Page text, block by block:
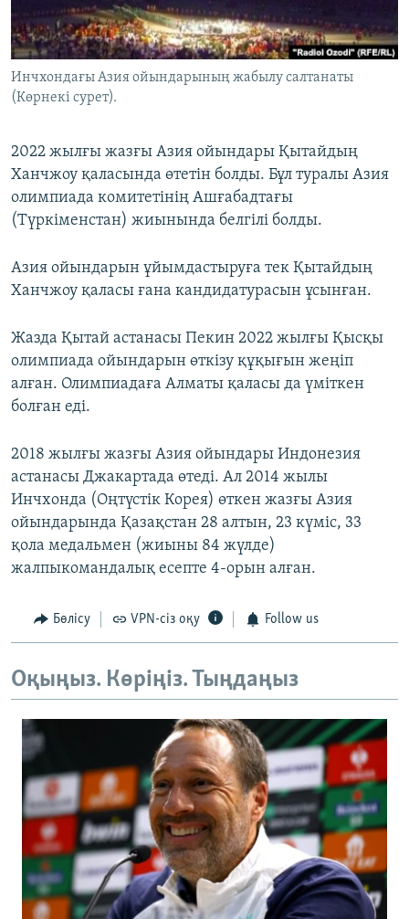
ЖАЗЫЛЫҢЫЗ
Басқа тілдерде
Инчхондағы Азия ойындарының жабылу салтанаты
(Көрнекі сурет).
2022 жылғы жазғы Азия ойындары Қытайдың
Ханчжоу қаласында өтетін болды. Бұл туралы Азия
олимпиада комитетінің Ашғабадтағы
(Түркіменстан) жиынында белгілі болды.
Азия ойындарын ұйымдастыруға тек Қытайдың
Ханчжоу қаласы ғана кандидатурасын ұсынған.
Жазда Қытай астанасы Пекин 2022 жылғы Қысқы
олимпиада ойындарын өткізу құқығын жеңіп
алған. Олимпиадаға Алматы қаласы да үміткен
болған еді.
2018 жылғы жазғы Азия ойындары Индонезия
астанасы Джакартада өтеді. Ал 2014 жылы
Инчхонда (Оңтүстік Корея) өткен жазғы Азия
ойындарында Қазақстан 28 алтын, 23 күміс, 33
қола медальмен (жиыны 84 жүлде)
жалпыкомандалық есепте 4-орын алған.
Бөлісу VPN-сіз оқу Follow us
Оқыңыз. Көріңіз. Тыңдаңыз